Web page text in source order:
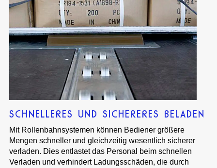
SCHNELLERES UND SICHERERES BELADEN
Mit Rollenbahnsystemen können Bediener größere
Mengen schneller und gleichzeitig wesentlich sicherer
verladen. Dies entlastet das Personal beim schnellen
Verladen und verhindert Ladungsschäden, die durch